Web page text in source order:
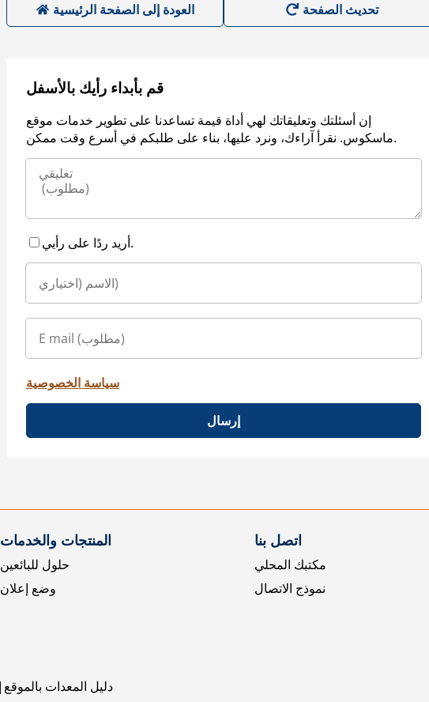
العودة إلى الصفحة الرئيسية
قم بأبداء رأيك بالأسفل
إن أسئلتك وتعليقاتك لهي أداة قيمة تساعدنا على تطوير خدمات موقع
ماسكوس. نقرأ آراءك، ونرد عليها، بناء على طلبكم في أسرع وقت ممكن.
أريد ردًا على رأيي.
سياسة الخصوصية
إرسال
المنتجات والخدمات
حلول للبائعين
وضع إعلان
اتصل بنا
مكتبك المحلي
نموذج الاتصال
دليل المعدات بالموقع